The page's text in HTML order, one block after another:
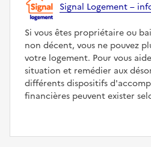
Signal Logement –
Si vous êtes propriétaire ou
non décent, vous ne pouvez
votre logement. Pour vous
situation et remédier aux
différents dispositifs
financières peuvent exister